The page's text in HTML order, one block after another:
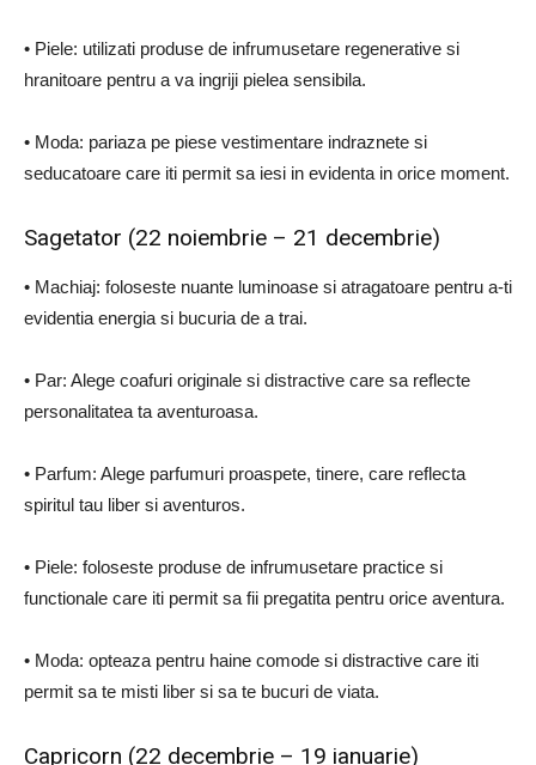
• Piele: utilizati produse de infrumusetare regenerative si
hranitoare pentru a va ingriji pielea sensibila.
• Moda: pariaza pe piese vestimentare indraznete si
seducatoare care iti permit sa iesi in evidenta in orice moment.
Sagetator (22 noiembrie – 21 decembrie)
• Machiaj: foloseste nuante luminoase si atragatoare pentru a-ti
evidentia energia si bucuria de a trai.
• Par: Alege coafuri originale si distractive care sa reflecte
personalitatea ta aventuroasa.
• Parfum: Alege parfumuri proaspete, tinere, care reflecta
spiritul tau liber si aventuros.
• Piele: foloseste produse de infrumusetare practice si
functionale care iti permit sa fii pregatita pentru orice aventura.
• Moda: opteaza pentru haine comode si distractive care iti
permit sa te misti liber si sa te bucuri de viata.
Capricorn (22 decembrie – 19 ianuarie)